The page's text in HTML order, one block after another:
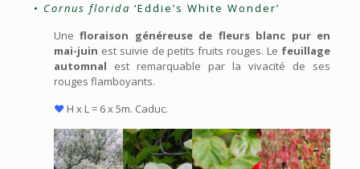
• Cornus florida ‘Eddie’s White Wonder’
Unefloraison généreuse de fleurs blanc pur en
mai-juin est suivie de petits fruits rouges. Le feuillage
automnal est remarquable par la vivacité de ses
rouges flamboyants.
♥H x L = 6 x 5m. Caduc.